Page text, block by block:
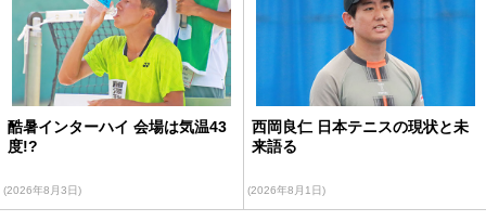
酷暑インターハイ 会場は気温43
度!?
(2026年8月3日)
西岡良仁 日本テニスの現状と未
来語る
(2026年8月1日)